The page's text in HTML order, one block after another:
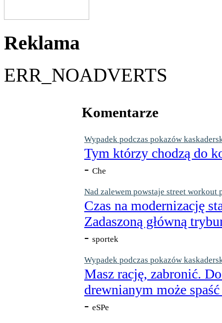
Reklama
ERR_NOADVERTS
Komentarze
Wypadek podczas pokazów
Tym którzy chodzą do
- Che
Nad zalewem powstaje street workout
Czas na modernizację
Zadaszoną główną
- sportek
Wypadek podczas pokazów
Masz rację, zabronić.
drewnianym może
- eSPe